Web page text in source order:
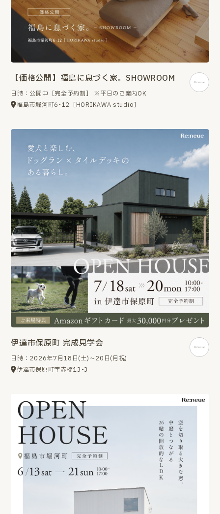
【価格公開】福島に息づく家。SHOWROOM
日時：公開中［完全予約制］ ※平日のご案内OK
福島市堀河町6-12［HORIKAWA studio］
伊達市保原町 完成見学会
日時：2026年7月18日(土)～20日(月祝)
伊達市保原町字赤橋13-3